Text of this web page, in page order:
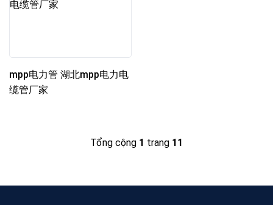
mpp电力管 湖北mpp电力电
缆管厂家
Tổng cộng 1 trang 11